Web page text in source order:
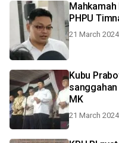
PHPU
21 March
Kubu
MK
21 March